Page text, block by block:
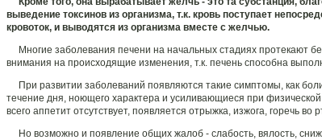
выведение токсинов из организма, т.к. кровь поступает
кровоток, и выводятся из организма вместе с желчью.
Многие заболевания печени на начальных стадиях протекают
внимания на происходящие изменения, т.к. печень способна
При развитии заболеваний появляются такие симптомы, как
течение дня, ноющего характера и усиливающиеся при
всего аппетит отсутствует, появляется отрыжка, изжога, горечь во
Но возможно и появление общих жалоб - слабость, вялость,